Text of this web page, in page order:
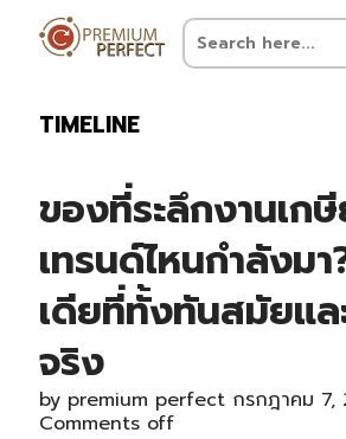
TIMELINE
ของที่ระลึกงานเ
เทรนด์ไหนกำลังมา
เดียที่ทั้งทันสมัยแล
จริง
by premium perfect กรกฎาคม 7,
Comments off